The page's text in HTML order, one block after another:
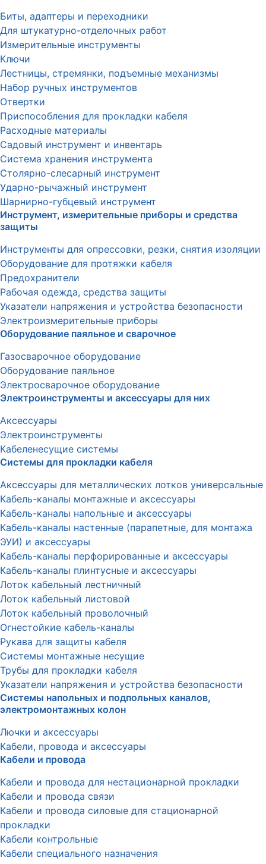
Биты, адаптеры и переходники
Для штукатурно-отделочных работ
Измерительные инструменты
Ключи
Лестницы, стремянки, подъемные механизмы
Набор ручных инструментов
Отвертки
Приспособления для прокладки кабеля
Расходные материалы
Садовый инструмент и инвентарь
Система хранения инструмента
Столярно-слесарный инструмент
Ударно-рычажный инструмент
Шарнирно-губцевый инструмент
Инструмент, измерительные приборы и средства
защиты
Инструменты для опрессовки, резки, снятия изоляции
Оборудование для протяжки кабеля
Предохранители
Рабочая одежда, средства защиты
Указатели напряжения и устройства безопасности
Электроизмерительные приборы
Оборудование паяльное и сварочное
Газосварочное оборудование
Оборудование паяльное
Электросварочное оборудование
Электроинструменты и аксессуары для них
Аксессуары
Электроинструменты
Кабеленесущие системы
Системы для прокладки кабеля
Аксессуары для металлических лотков универсальные
Кабель-каналы монтажные и аксессуары
Кабель-каналы напольные и аксессуары
Кабель-каналы настенные (парапетные, для монтажа
ЭУИ) и аксессуары
Кабель-каналы перфорированные и аксессуары
Кабель-каналы плинтусные и аксессуары
Лоток кабельный лестничный
Лоток кабельный листовой
Лоток кабельный проволочный
Огнестойкие кабель-каналы
Рукава для защиты кабеля
Системы монтажные несущие
Трубы для прокладки кабеля
Указатели напряжения и устройства безопасности
Системы напольных и подпольных каналов,
электромонтажных колон
Лючки и аксессуары
Кабели, провода и аксессуары
Кабели и провода
Кабели и провода для нестационарной прокладки
Кабели и провода связи
Кабели и провода силовые для стационарной
прокладки
Кабели контрольные
Кабели специального назначения